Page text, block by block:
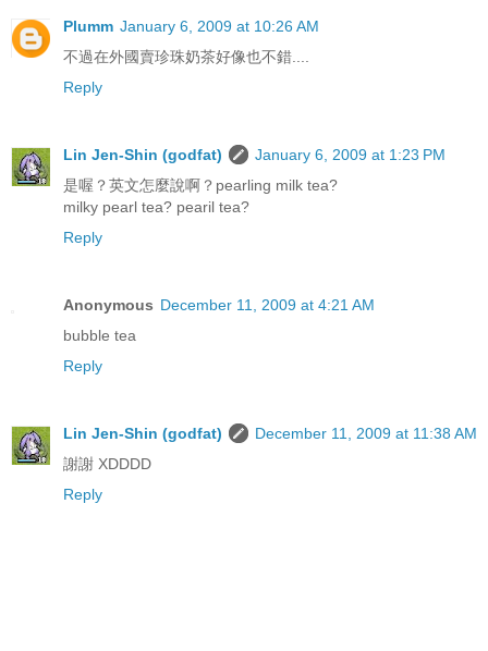
Plumm January 6, 2009 at 10:26 AM
不過在外國賣珍珠奶茶好像也不錯....
Reply
Lin Jen-Shin (godfat)
January 6, 2009 at 1:23 PM
是喔？英文怎麼說啊？pearling milk tea?
milky pearl tea? pearil tea?
Reply
Anonymous December 11, 2009 at 4:21 AM
bubble tea
Reply
Lin Jen-Shin (godfat)
December 11, 2009 at 11:38 AM
謝謝 XDDDD
Reply